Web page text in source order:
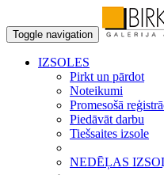
Toggle navigation
IZSOLES
Pirkt un pārdot
Noteikumi
Promesošā
Piedāvāt darbu
Tiešsaites izsole
NEDĒĻAS